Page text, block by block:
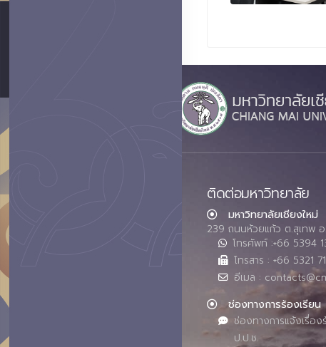
ติดต่อมหาวิทยาลัย
มหาวิทยาลัยเชียงใหม่
239 ถนนห้วยแก้ว ต.สุเทพ
โทรศัพท์ :+66 5394
โทรสาร : +66 5321
อีเมล :
ช่องทางการร้องเรียน
ช่องทางการแจ้งเรื่อ
ป.ป.ช.